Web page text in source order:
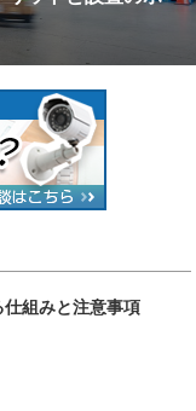
組みと注意事項